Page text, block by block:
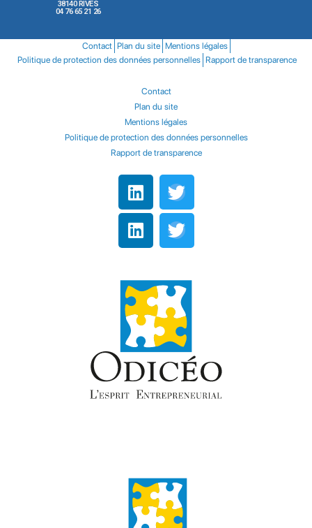
38140 RIVES
04 76 65 21 26
Contact Plan du site Mentions légales
Politique de protection des données personnelles Rapport de transparence
Contact
Plan du site
Mentions légales
Politique de protection des données personnelles
Rapport de transparence